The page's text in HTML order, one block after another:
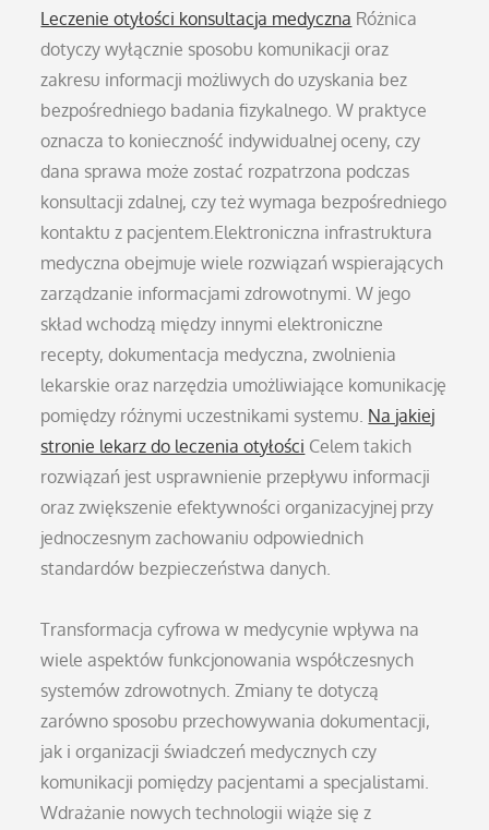
Leczenie otyłości konsultacja medyczna Różnica
dotyczy wyłącznie sposobu komunikacji oraz
zakresu informacji możliwych do uzyskania bez
bezpośredniego badania fizykalnego. W praktyce
oznacza to konieczność indywidualnej oceny, czy
dana sprawa może zostać rozpatrzona podczas
konsultacji zdalnej, czy też wymaga bezpośredniego
kontaktu z pacjentem.Elektroniczna infrastruktura
medyczna obejmuje wiele rozwiązań wspierających
zarządzanie informacjami zdrowotnymi. W jego
skład wchodzą między innymi elektroniczne
recepty, dokumentacja medyczna, zwolnienia
lekarskie oraz narzędzia umożliwiające komunikację
pomiędzy różnymi uczestnikami systemu. Na jakiej
stronie lekarz do leczenia otyłości Celem takich
rozwiązań jest usprawnienie przepływu informacji
oraz zwiększenie efektywności organizacyjnej przy
jednoczesnym zachowaniu odpowiednich
standardów bezpieczeństwa danych.
Transformacja cyfrowa w medycynie wpływa na
wiele aspektów funkcjonowania współczesnych
systemów zdrowotnych. Zmiany te dotyczą
zarówno sposobu przechowywania dokumentacji,
jak i organizacji świadczeń medycznych czy
komunikacji pomiędzy pacjentami a specjalistami.
Wdrażanie nowych technologii wiąże się z